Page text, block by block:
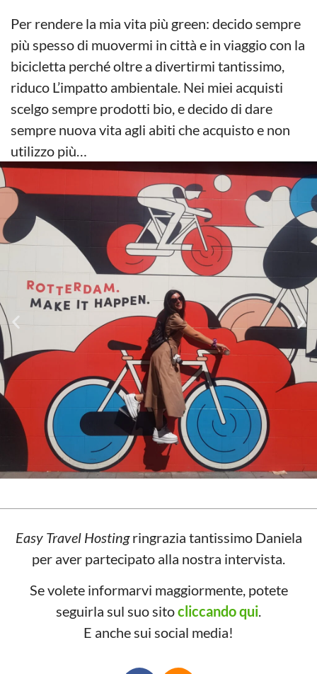
Per rendere la mia vita più green: decido sempre
più spesso di muovermi in città e in viaggio con la
bicicletta perché oltre a divertirmi tantissimo,
riduco L’impatto ambientale. Nei miei acquisti
scelgo sempre prodotti bio, e decido di dare
sempre nuova vita agli abiti che acquisto e non
utilizzo più…
Easy Travel Hostingringrazia tantissimo Daniela
per aver partecipato alla nostra intervista.
Se volete informarvi maggiormente, potete
seguirla sul suo sitocliccando qui.
E anche sui social media!